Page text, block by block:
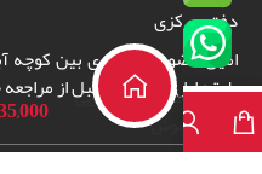
دفتر مرکزی
امین حضور خیابان ری بین کوچه
طبقه اول واحد 38. (قبل از مراجعه جهت هماهنگی تماس بگیرید)دفترچه راهنمای
فارسی ظرفشویی
بوش
مدلSMS50E08IR